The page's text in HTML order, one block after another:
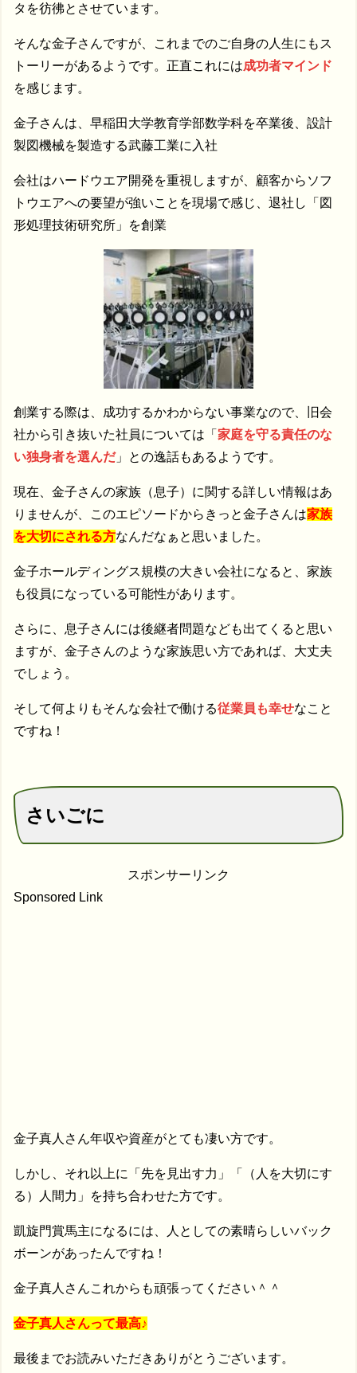
タを彷彿とさせています。
そんな金子さんですが、これまでのご自身の人生にもス
トーリーがあるようです。正直これには成功者マインド
を感じます。
金子さんは、早稲田大学教育学部数学科を卒業後、設計
製図機械を製造する武藤工業に入社
会社はハードウエア開発を重視しますが、顧客からソフ
トウエアへの要望が強いことを現場で感じ、退社し「図
形処理技術研究所」を創業
創業する際は、成功するかわからない事業なので、旧会
社から引き抜いた社員については「 家庭を守る責任のな
い独身者を選んだ」との逸話もあるようです。
現在、金子さんの家族（息子）に関する詳しい情報はあ
りませんが、このエピソードからきっと金子さんは家族
を大切にされる方なんだなぁと思いました。
金子ホールディングス規模の大きい会社になると、家族
も役員になっている可能性があります。
さらに、息子さんには後継者問題なども出てくると思い
ますが、金子さんのような家族思い方であれば、大丈夫
でしょう。
そして何よりもそんな会社で働ける従業員も幸せなこと
ですね！
さいごに
スポンサーリンク
Sponsored Link
金子真人さん年収や資産がとても凄い方です。
しかし、それ以上に「先を見出す力」「（人を大切にす
る）人間力」を持ち合わせた方です。
凱旋門賞馬主になるには、人としての素晴らしいバック
ボーンがあったんですね！
金子真人さんこれからも頑張ってください＾＾
金子真人さんって最高♪
最後までお読みいただきありがとうございます。